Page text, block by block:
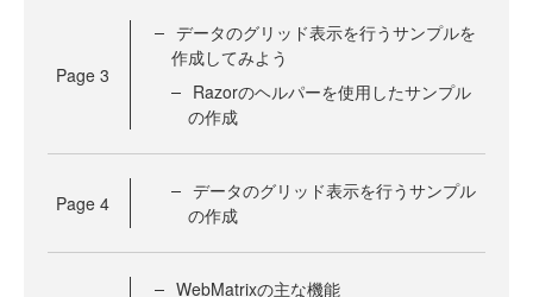
Page 3
データのグリッド表示を行うサンプルを
作成してみよう
Razorのヘルパーを使用したサンプル
の作成
Page 4
データのグリッド表示を行うサンプル
の作成
WebMatrixの主な機能